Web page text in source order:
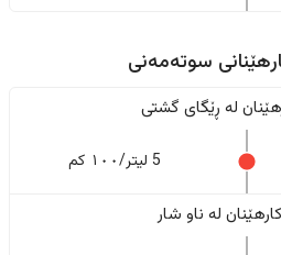
سوتەمەنی
له ڕێگای گشتی
5 لیتر/١٠٠ کم
له ناو شار